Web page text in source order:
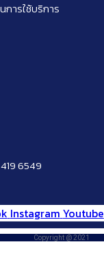
การใช้บริการ
6549
Instagram Youtube
Copyright @ 2021